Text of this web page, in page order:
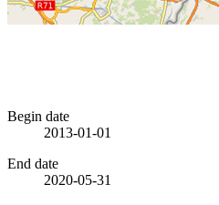
Begin date
2013-01-01
End date
2020-05-31